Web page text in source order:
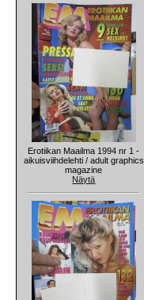
Erotiikan Maailma 1994 nr 1 -
aikuisviihdelehti / adult graphics
magazine
Näytä